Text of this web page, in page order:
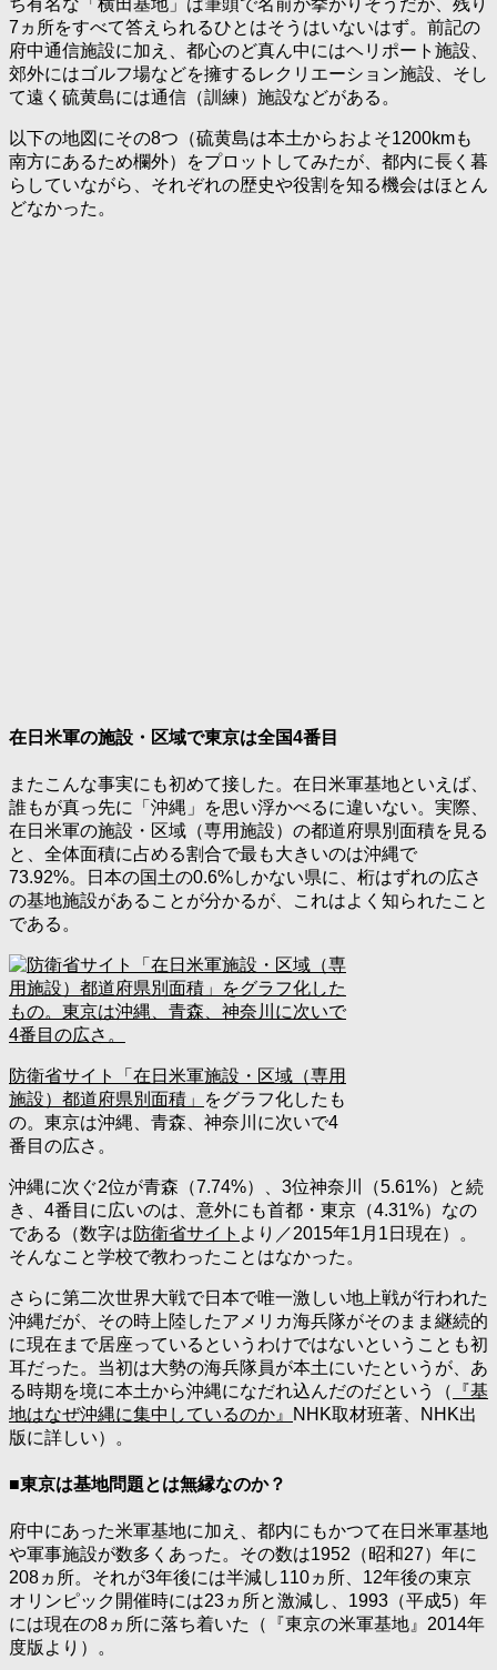
ち有名な「横田基地」は筆頭で名前が挙がりそうだが、残り
7ヵ所をすべて答えられるひとはそうはいないはず。前記の
府中通信施設に加え、都心のど真ん中にはヘリポート施設、
郊外にはゴルフ場などを擁するレクリエーション施設、そし
て遠く硫黄島には通信（訓練）施設などがある。
以下の地図にその8つ（硫黄島は本土からおよそ1200kmも
南方にあるため欄外）をプロットしてみたが、都内に長く暮
らしていながら、それぞれの歴史や役割を知る機会はほとん
どなかった。
在日米軍の施設・区域で東京は全国4番目
またこんな事実にも初めて接した。在日米軍基地といえば、
誰もが真っ先に「沖縄」を思い浮かべるに違いない。実際、
在日米軍の施設・区域（専用施設）の都道府県別面積を見る
と、全体面積に占める割合で最も大きいのは沖縄で
73.92%。日本の国土の0.6%しかない県に、桁はずれの広さ
の基地施設があることが分かるが、これはよく知られたこと
である。
防衛省サイト「在日米軍施設・区域（専用
施設）都道府県別面積」
をグラフ化したも
の。東京は沖縄、青森、神奈川に次いで4
番目の広さ。
沖縄に次ぐ2位が青森（7.74%）、3位神奈川（5.61%）と続
き、4番目に広いのは、意外にも首都・東京（4.31%）なの
である（数字は防衛省サイト より／2015年1月1日現在）。
そんなこと学校で教わったことはなかった。
さらに第二次世界大戦で日本で唯一激しい地上戦が行われた
沖縄だが、その時上陸したアメリカ海兵隊がそのまま継続的
に現在まで居座っているというわけではないということも初
耳だった。当初は大勢の海兵隊員が本土にいたというが、あ
る時期を境に本土から沖縄になだれ込んだのだという（
『基
地はなぜ沖縄に集中しているのか』
NHK取材班著、NHK出
版に詳しい）。
■東京は基地問題とは無縁なのか？
府中にあった米軍基地に加え、都内にもかつて在日米軍基地
や軍事施設が数多くあった。その数は1952（昭和27）年に
208ヵ所。それが3年後には半減し110ヵ所、12年後の東京
オリンピック開催時には23ヵ所と激減し、1993（平成5）年
には現在の8ヵ所に落ち着いた（『東京の米軍基地』2014年
度版より）。